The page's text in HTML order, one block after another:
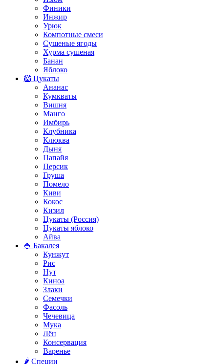
Финики
Инжир
Урюк
Компотные смеси
Сушеные ягоды
Хурма сушеная
Банан
Яблоко
🥝 Цукаты
Ананас
Кумкваты
Вишня
Манго
Имбирь
Клубника
Клюква
Дыня
Папайя
Персик
Груша
Помело
Киви
Кокос
Кизил
Цукаты (Россия)
Цукаты яблоко
Айва
🍚 Бакалея
Кунжут
Рис
Нут
Киноа
Злаки
Семечки
Фасоль
Чечевица
Мука
Лён
Консервация
Варенье
🌶️ Специи